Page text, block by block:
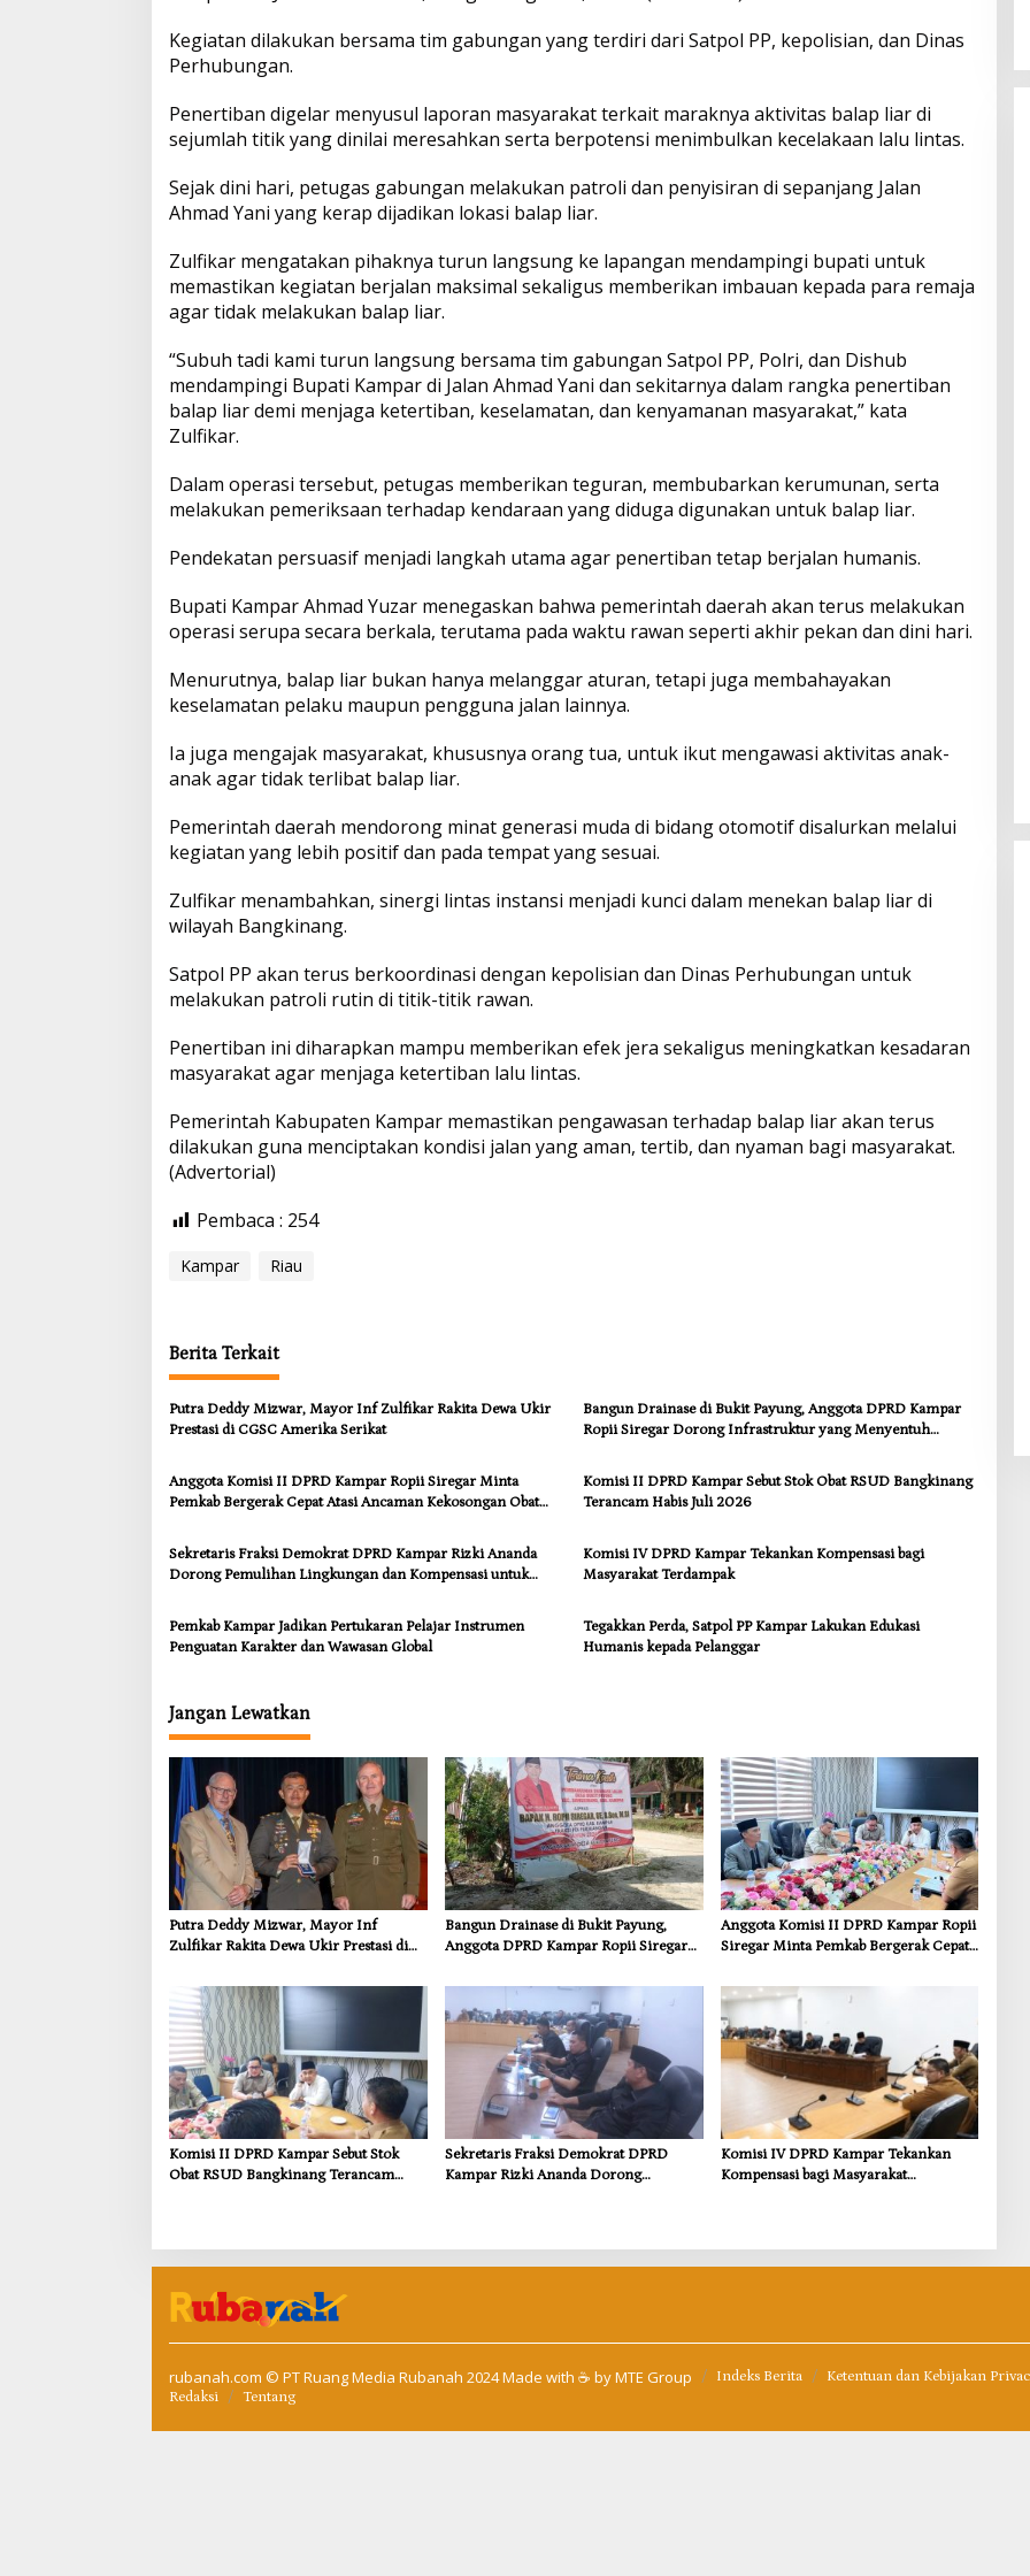
a
T
u
T
r
t
b
k
a
n
a
l
a
p
a
r
d
B
n
g
n
a
g
s
A
p
p
e
b
o
o
k
t
L
n
k
e
Kegiatan dilakukan bersama tim gabungan yang terdiri dari Satpol PP, kepolisian, dan Dinas
Perhubungan.
Penertiban digelar menyusul laporan masyarakat terkait maraknya aktivitas balap liar di
sejumlah titik yang dinilai meresahkan serta berpotensi menimbulkan kecelakaan lalu lintas.
Sejak dini hari, petugas gabungan melakukan patroli dan penyisiran di sepanjang Jalan
Ahmad Yani yang kerap dijadikan lokasi balap liar.
Zulfikar mengatakan pihaknya turun langsung ke lapangan mendampingi bupati untuk
memastikan kegiatan berjalan maksimal sekaligus memberikan imbauan kepada para remaja
agar tidak melakukan balap liar.
“Subuh tadi kami turun langsung bersama tim gabungan Satpol PP, Polri, dan Dishub
mendampingi Bupati Kampar di Jalan Ahmad Yani dan sekitarnya dalam rangka penertiban
balap liar demi menjaga ketertiban, keselamatan, dan kenyamanan masyarakat,” kata
Zulfikar.
Dalam operasi tersebut, petugas memberikan teguran, membubarkan kerumunan, serta
melakukan pemeriksaan terhadap kendaraan yang diduga digunakan untuk balap liar.
Pendekatan persuasif menjadi langkah utama agar penertiban tetap berjalan humanis.
Bupati Kampar Ahmad Yuzar menegaskan bahwa pemerintah daerah akan terus melakukan
operasi serupa secara berkala, terutama pada waktu rawan seperti akhir pekan dan dini hari.
Menurutnya, balap liar bukan hanya melanggar aturan, tetapi juga membahayakan
keselamatan pelaku maupun pengguna jalan lainnya.
Ia juga mengajak masyarakat, khususnya orang tua, untuk ikut mengawasi aktivitas anak-
anak agar tidak terlibat balap liar.
Pemerintah daerah mendorong minat generasi muda di bidang otomotif disalurkan melalui
kegiatan yang lebih positif dan pada tempat yang sesuai.
Zulfikar menambahkan, sinergi lintas instansi menjadi kunci dalam menekan balap liar di
wilayah Bangkinang.
Satpol PP akan terus berkoordinasi dengan kepolisian dan Dinas Perhubungan untuk
melakukan patroli rutin di titik-titik rawan.
Penertiban ini diharapkan mampu memberikan efek jera sekaligus meningkatkan kesadaran
masyarakat agar menjaga ketertiban lalu lintas.
Pemerintah Kabupaten Kampar memastikan pengawasan terhadap balap liar akan terus
dilakukan guna menciptakan kondisi jalan yang aman, tertib, dan nyaman bagi masyarakat.
(Advertorial)
Pembaca : 254
Kampar Riau
Berita Terkait
Putra Deddy Mizwar, Mayor Inf Zulfikar Rakita Dewa Ukir
Prestasi di CGSC Amerika Serikat
Bangun Drainase di Bukit Payung, Anggota DPRD Kampar
Ropii Siregar Dorong Infrastruktur yang Menyentuh
Anggota Komisi II DPRD Kampar Ropii Siregar Minta
Pemkab Bergerak Cepat Atasi Ancaman Kekosongan Obat
Komisi II DPRD Kampar Sebut Stok Obat RSUD Bangkinang
Terancam Habis Juli 2026
Sekretaris Fraksi Demokrat DPRD Kampar Rizki Ananda
Dorong Pemulihan Lingkungan dan Kompensasi untuk
Komisi IV DPRD Kampar Tekankan Kompensasi bagi
Masyarakat Terdampak
Pemkab Kampar Jadikan Pertukaran Pelajar Instrumen
Penguatan Karakter dan Wawasan Global
Tegakkan Perda, Satpol PP Kampar Lakukan Edukasi
Humanis kepada Pelanggar
Jangan Lewatkan
Putra Deddy Mizwar, Mayor Inf
Zulfikar Rakita Dewa Ukir Prestasi di
Bangun Drainase di Bukit Payung,
Anggota DPRD Kampar Ropii Siregar
Kebutuhan Dasar
Anggota Komisi II DPRD Kampar Ropii
Siregar Minta Pemkab Bergerak Cepat
Wujudkan Kampar Dihati
Komisi II DPRD Kampar Sebut Stok
Obat RSUD Bangkinang Terancam
Sekretaris Fraksi Demokrat DPRD
Kampar Rizki Ananda Dorong
Komisi IV DPRD Kampar Tekankan
Kompensasi bagi Masyarakat
Menyentuh Kebutuhan Dasar
rubanah.com © PT Ruang Media Rubanah 2024 Made with ☕ byMTE Group Indeks Berita Ketentuan dan Kebijakan
Redaksi
Tentang